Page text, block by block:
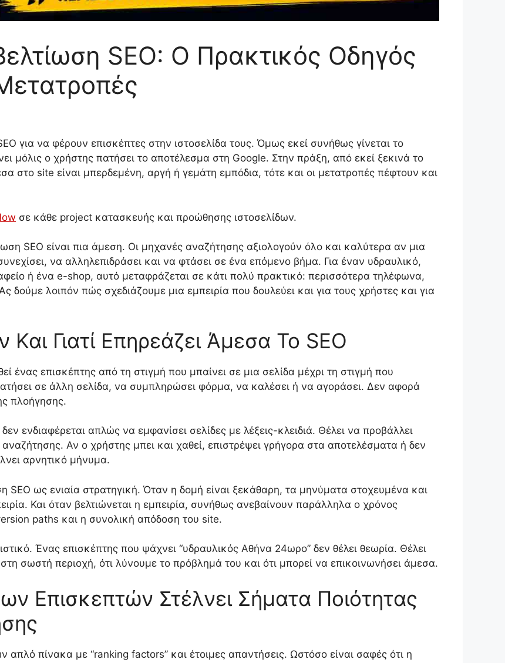
SEO: Ο Πρακτικός Οδηγός
για να φέρουν επισκέπτες στην ιστοσελίδα τους. Όμως εκεί συνήθως γίνεται το
μόλις ο χρήστης πατήσει το αποτέλεσμα στη Google. Στην πράξη, από εκεί ξεκινά το
στο site είναι μπερδεμένη, αργή ή γεμάτη εμπόδια, τότε και οι μετατροπές πέφτουν και
σε κάθε project κατασκευής και προώθησης ιστοσελίδων.
SEO είναι πια άμεση. Οι μηχανές αναζήτησης αξιολογούν όλο και καλύτερα αν μια
να αλληλεπιδράσει και να φτάσει σε ένα επόμενο βήμα. Για έναν υδραυλικό,
ή ένα e-shop, αυτό μεταφράζεται σε κάτι πολύ πρακτικό: περισσότερα τηλέφωνα,
δούμε λοιπόν πώς σχεδιάζουμε μια εμπειρία που δουλεύει και για τους χρήστες και για
Γιατί Επηρεάζει Άμεσα Το SEO
ένας επισκέπτης από τη στιγμή που μπαίνει σε μια σελίδα μέχρι τη στιγμή που
σε άλλη σελίδα, να συμπληρώσει φόρμα, να καλέσει ή να αγοράσει. Δεν αφορά
πλοήγησης.
ενδιαφέρεται απλώς να εμφανίσει σελίδες με λέξεις-κλειδιά. Θέλει να προβάλλει
Αν ο χρήστης μπει και χαθεί, επιστρέψει γρήγορα στα αποτελέσματα ή δεν
αρνητικό μήνυμα.
SEO ως ενιαία στρατηγική. Όταν η δομή είναι ξεκάθαρη, τα μηνύματα στοχευμένα και
Και όταν βελτιώνεται η εμπειρία, συνήθως ανεβαίνουν παράλληλα ο χρόνος
paths και η συνολική απόδοση του site.
Ένας επισκέπτης που ψάχνει “υδραυλικός Αθήνα 24ωρο” δεν θέλει θεωρία. Θέλει
σωστή περιοχή, ότι λύνουμε το πρόβλημά του και ότι μπορεί να επικοινωνήσει άμεσα.
Επισκεπτών Στέλνει Σήματα Ποιότητας
πίνακα με “ranking factors” και έτοιμες απαντήσεις. Ωστόσο είναι σαφές ότι η